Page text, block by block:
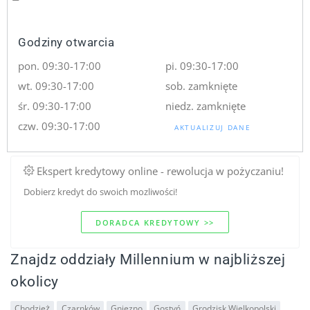
Godziny otwarcia
pon. 09:30-17:00
wt. 09:30-17:00
śr. 09:30-17:00
czw. 09:30-17:00
pi. 09:30-17:00
sob. zamknięte
niedz. zamknięte
AKTUALIZUJ DANE
Ekspert kredytowy online - rewolucja w pożyczaniu!
Dobierz kredyt do swoich mozliwości!
DORADCA KREDYTOWY >>
Znajdz oddziały Millennium w najbliższej
okolicy